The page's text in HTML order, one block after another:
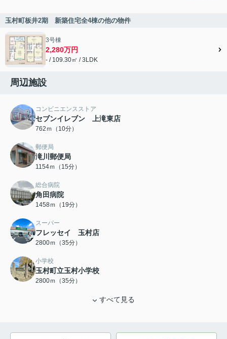
玉村町板井2期 新築住宅全4棟の他の物件
3号棟
2,280万円
- / 109.30㎡ / 3LDK
周辺施設
コンビニエンスストア
セブンイレブン 上滝東店
762ｍ（10分）
郵便局
滝川郵便局
1154ｍ（15分）
総合病院
角田病院
1458ｍ（19分）
スーパー
フレッセイ 玉村店
2800ｍ（35分）
小学校
玉村町立玉村小学校
2800ｍ（35分）
すべて見る